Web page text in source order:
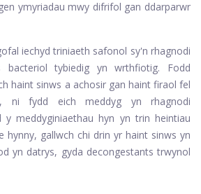
ymyriadau mwy difrifol gan ddarparwr
iechyd triniaeth safonol sy'n rhagnodi
tybiedig yn wrthfiotig. Fodd
haint sinws a achosir gan haint firaol fel
ni fydd eich meddyg yn rhagnodi
meddyginiaethau hyn yn trin heintiau
hynny, gallwch chi drin yr haint sinws yn
yn datrys, gyda decongestants trwynol